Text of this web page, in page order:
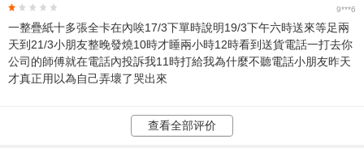
9***6
一整疊紙十多張全卡在內唉17/3下單時說明19/3下午六時送來等足兩
天到21/3小朋友整晚發燒10時才睡兩小時12時看到送貨電話一打去你
公司的師傅就在電話內投訴我11時打給我為什麼不聽電話小朋友昨天
才真正用以為自己弄壞了哭出來
查看全部评价